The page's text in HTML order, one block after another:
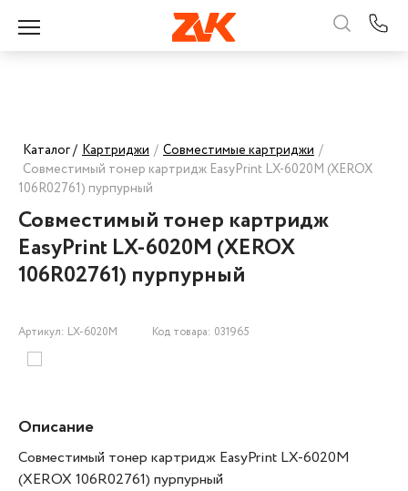
Каталог / Картриджи / Совместимые картриджи /
Совместимый тонер картридж EasyPrint LX-6020M (XEROX
106R02761) пурпурный
Совместимый тонер картридж
EasyPrint LX-6020M (XEROX
106R02761) пурпурный
Артикул: LX-6020M Код товара: 031965
Описание
Совместимый тонер картридж EasyPrint LX-6020M
(XEROX 106R02761) пурпурный